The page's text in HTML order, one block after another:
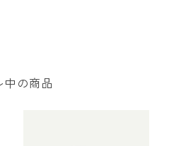
中の商品